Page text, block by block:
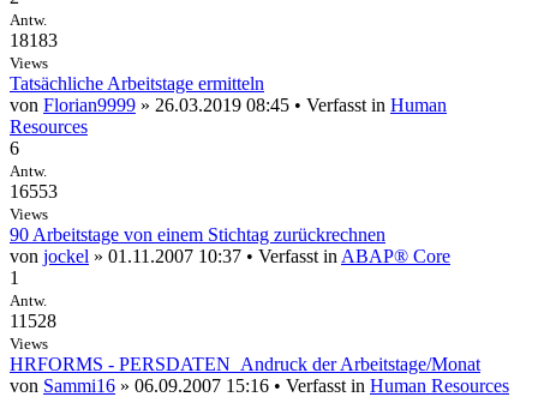
Antw.
18183
Views
Tatsächliche Arbeitstage ermitteln
von Florian9999 » 26.03.2019 08:45 • Verfasst in Human
Resources
6
Antw.
16553
Views
90 Arbeitstage von einem Stichtag zurückrechnen
von jockel » 01.11.2007 10:37 • Verfasst in ABAP® Core
1
Antw.
11528
Views
HRFORMS - PERSDATEN_Andruck der Arbeitstage/Monat
von Sammi16 » 06.09.2007 15:16 • Verfasst in Human Resources